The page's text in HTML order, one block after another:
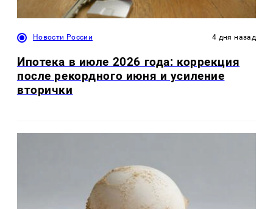
Новости России 4 дня назад
Ипотека в июле 2026 года: коррекция
после рекордного июня и усиление
вторички